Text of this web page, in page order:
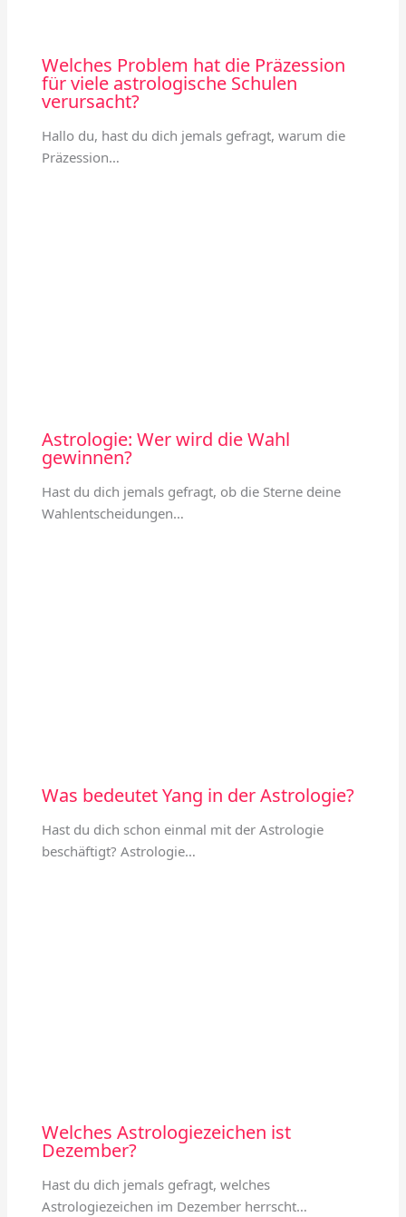
Welches Problem hat die Präzession
für viele astrologische Schulen
verursacht?
Hallo du, hast du dich jemals gefragt, warum die
Präzession…
Astrologie: Wer wird die Wahl
gewinnen?
Hast du dich jemals gefragt, ob die Sterne deine
Wahlentscheidungen…
Was bedeutet Yang in der Astrologie?
Hast du dich schon einmal mit der Astrologie
beschäftigt? Astrologie…
Welches Astrologiezeichen ist
Dezember?
Hast du dich jemals gefragt, welches
Astrologiezeichen im Dezember herrscht…